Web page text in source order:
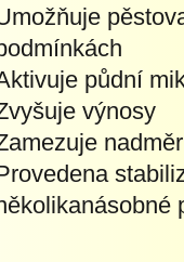
půdní
výnosy